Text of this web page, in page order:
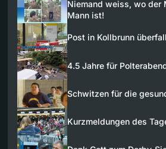
Niemand weiss, wo der
Mann ist!
Post in Kollbrunn
4.5 Jahre für
Schwitzen für die
Kurzmeldungen des